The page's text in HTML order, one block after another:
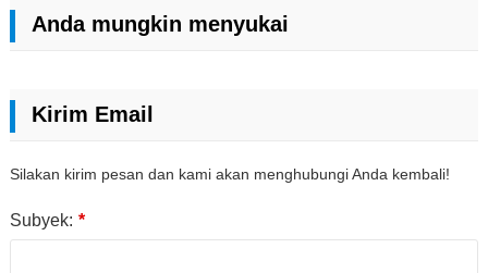
Anda mungkin menyukai
Kirim Email
Silakan kirim pesan dan kami akan menghubungi Anda kembali!
Subyek: *